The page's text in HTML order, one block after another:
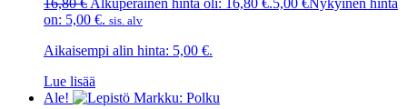
16,80€ Alkuperäinen hinta oli: 16,80 €.5,00 €Nykyinen hinta
on: 5,00 €. sis. alv
Aikaisempi alin hinta: 5,00 €.
Lue lisää
Ale!